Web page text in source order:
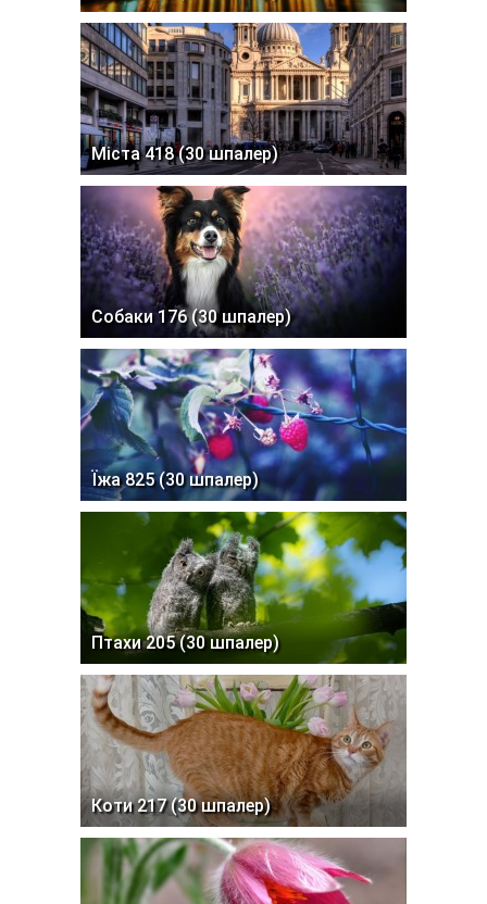
Міста 418 (30 шпалер)
Собаки 176 (30 шпалер)
Їжа 825 (30 шпалер)
Птахи 205 (30 шпалер)
Коти 217 (30 шпалер)